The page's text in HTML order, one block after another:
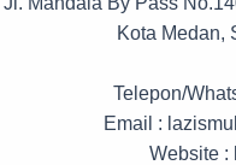
Kota Medan,
Telepon/
Email :
Website :